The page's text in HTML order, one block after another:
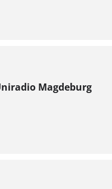
Magdeburg